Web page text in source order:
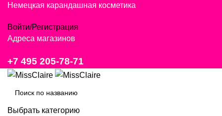
Немецкая карандашная косметика
Войти/Регистрация
Адреса магазинов
+7 495 205-78-71
Выбрать категорию